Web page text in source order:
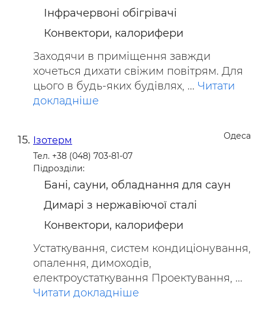
Інфрачервоні обігрівачі
Конвектори, калорифери
Заходячи в приміщення завжди
хочеться дихати свіжим повітрям. Для
цього в будь-яких будівлях, ... Читати
докладніше
Одеса
Ізотерм
Тел. +38 (048) 703-81-07
Підрозділи:
Бані, сауни, обладнання для саун
Димарі з нержавіючої сталі
Конвектори, калорифери
Устаткування, систем кондиціонування,
опалення, димоходів,
електроустаткування Проектування, ...
Читати докладніше